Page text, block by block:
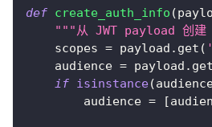
def create_auth_info (
"""从 JWT payload 创
    scopes
= payload . get (
    audience
= payload . get
if isinstance(
        audience
= [